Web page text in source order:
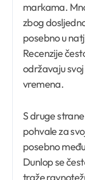
markama.
zbog
posebno u
Recenzije
održavaju
vremena.
S druge
pohvale za
posebno
Dunlop se
traže